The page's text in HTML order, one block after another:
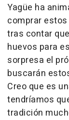
Yagüe ha
comprar
tras contar
huevos para
sorpresa el
buscarán
Creo que es
tendríamos
tradición